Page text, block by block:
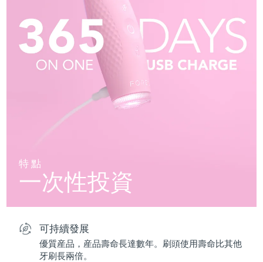
特點
一次性投資
可持續發展
優質産品，産品壽命長達數年。刷頭使用壽命比其他
牙刷長兩倍。